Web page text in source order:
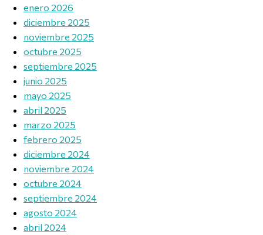
enero 2026
diciembre 2025
noviembre 2025
octubre 2025
septiembre 2025
junio 2025
mayo 2025
abril 2025
marzo 2025
febrero 2025
diciembre 2024
noviembre 2024
octubre 2024
septiembre 2024
agosto 2024
abril 2024